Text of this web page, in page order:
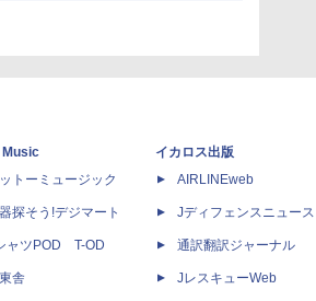
Music
トーミュージック
探そう!デジマート
ャツPOD T-OD
舎
イカロス出版
AIRLINEweb
Jディフェンスニュース
通訳翻訳ジャーナル
JレスキューWeb